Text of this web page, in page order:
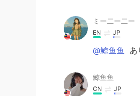
ミー二ー二ー
EN JP
@鯨鱼鱼
鯨鱼鱼
CN JP